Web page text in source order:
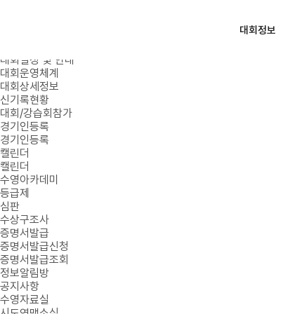
대회일정 및 안내
대회운영체계
대회상세정보
신기록현황
대회/강습회참가
경기인등록
경기인등록
캘린더
캘린더
수영아카데미
등급제
심판
수상구조사
증명서발급
증명서발급신청
증명서발급조회
정보알림방
공지사항
수영자료실
대회정보